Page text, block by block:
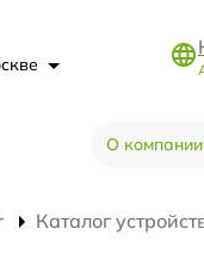
О компании
Каталог